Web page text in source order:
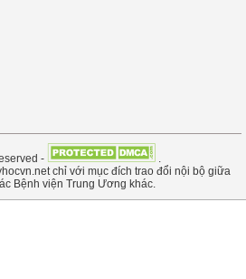
-
.
chỉ với mục đích trao đổi nội bộ giữa
Bệnh viện Trung Ương khác.